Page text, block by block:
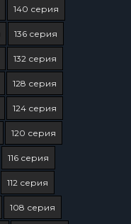
140 серия
136 серия
132 серия
128 серия
124 серия
120 серия
116 серия
112 серия
108 серия